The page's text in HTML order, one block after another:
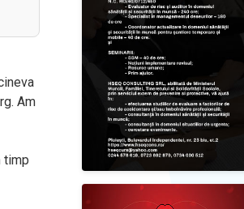
Am
timp